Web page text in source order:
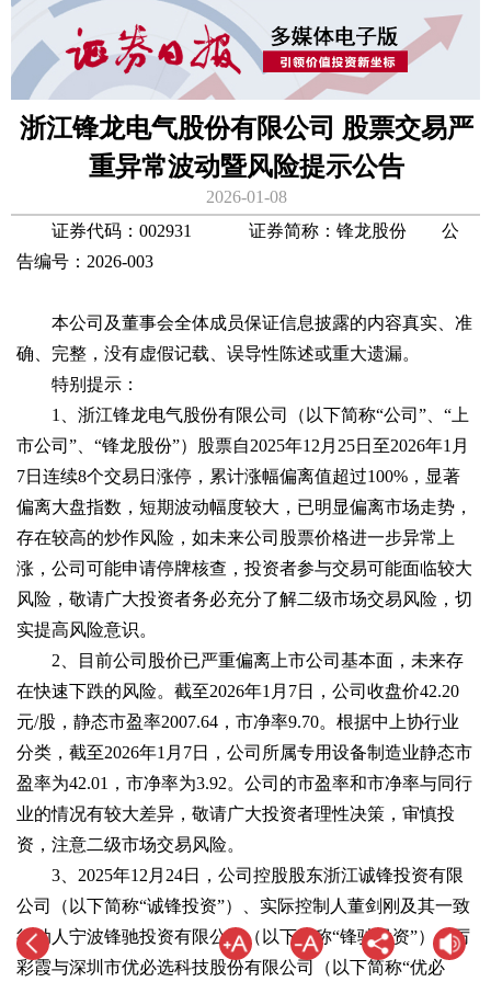
浙江锋龙电气股份有限公司 股票交易严
重异常波动暨风险提示公告
2026-01-08
证券代码：002931 证券简称：锋龙股份 公
告编号：2026-003
本公司及董事会全体成员保证信息披露的内容真实、准
确、完整，没有虚假记载、误导性陈述或重大遗漏。
特别提示：
1、浙江锋龙电气股份有限公司（以下简称“公司”、“上
市公司”、“锋龙股份”）股票自2025年12月25日至2026年1月
7日连续8个交易日涨停，累计涨幅偏离值超过100%，显著
偏离大盘指数，短期波动幅度较大，已明显偏离市场走势，
存在较高的炒作风险，如未来公司股票价格进一步异常上
涨，公司可能申请停牌核查，投资者参与交易可能面临较大
风险，敬请广大投资者务必充分了解二级市场交易风险，切
实提高风险意识。
2、目前公司股价已严重偏离上市公司基本面，未来存
在快速下跌的风险。截至2026年1月7日，公司收盘价42.20
元/股，静态市盈率2007.64，市净率9.70。根据中上协行业
分类，截至2026年1月7日，公司所属专用设备制造业静态市
盈率为42.01，市净率为3.92。公司的市盈率和市净率与同行
业的情况有较大差异，敬请广大投资者理性决策，审慎投
资，注意二级市场交易风险。
3、2025年12月24日，公司控股股东浙江诚锋投资有限
公司（以下简称“诚锋投资”）、实际控制人董剑刚及其一致
行动人宁波锋驰投资有限公司（以下简称“锋驰投资”）、厉
彩霞与深圳市优必选科技股份有限公司（以下简称“优必